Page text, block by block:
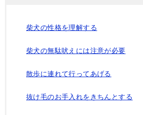
柴犬の性格を理解する
柴犬の無駄吠えには注意が必要
散歩に連れて行ってあげる
抜け毛のお手入れをきちんとする